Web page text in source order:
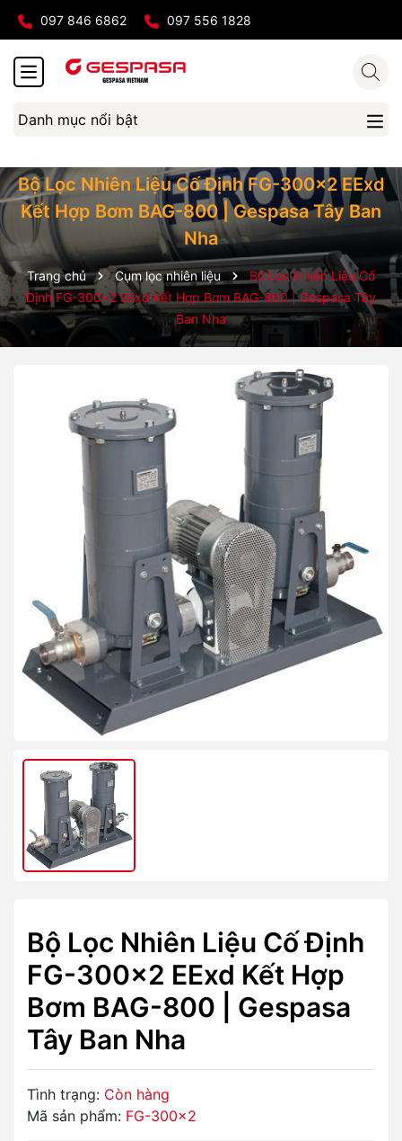
097 846 6862 097 556 1828
Danh mục nổi bật
Bộ Lọc Nhiên Liệu Cố Định FG-300x2 EExd
Kết Hợp Bơm BAG-800 | Gespasa Tây Ban
Nha
Trang chủ Cụm lọc nhiên liệu
Bộ Lọc Nhiên Liệu Cố
Định FG-300x2 EExd Kết Hợp Bơm BAG-800 | Gespasa Tây
Ban Nha
Bộ Lọc Nhiên Liệu Cố Định
FG-300x2 EExd Kết Hợp
Bơm BAG-800 | Gespasa
Tây Ban Nha
Tình trạng: Còn hàng
Mã sản phẩm: FG-300x2